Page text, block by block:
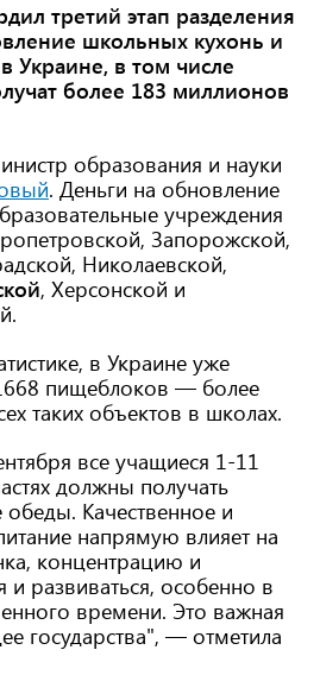
третий этап разделения
школьных кухонь и
Украине, в том числе
более 183 миллионов
образования и науки
. Деньги на обновление
учреждения
Запорожской,
Николаевской,
, Херсонской и
в Украине уже
пищеблоков — более
таких объектов в школах.
все учащиеся 1-11
должны получать
обеды. Качественное и
напрямую влияет на
концентрацию и
и развиваться, особенно в
времени. Это важная
государства", — отметила